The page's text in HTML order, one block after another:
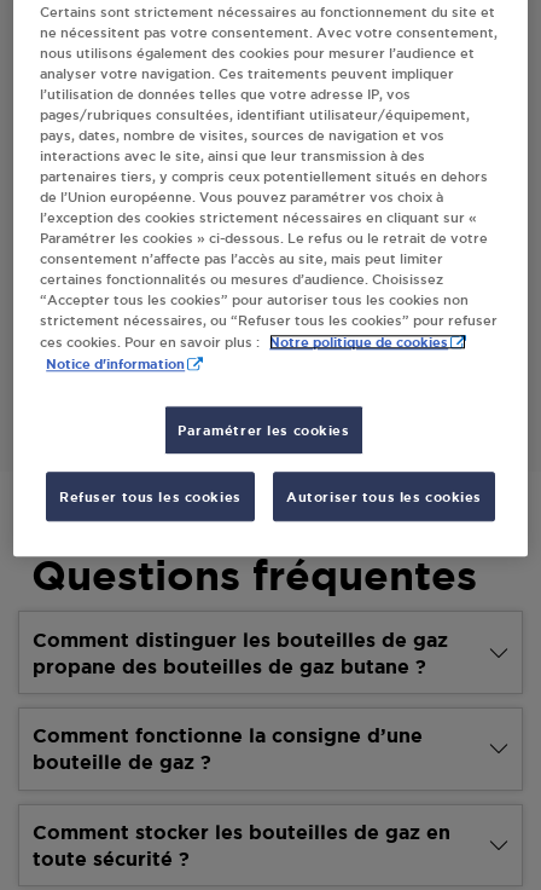
1 revendeur(s) Antargaz
à MOZAC
Villes
WELDOM MOZAC
63 AVENUE JEAN JAURES
556
63200MOZAC
Questions fréquentes
Comment distinguer les bouteilles de gaz
propane des bouteilles de gaz butane ?
Comment fonctionne la consigne d’une
bouteille de gaz ?
Comment stocker les bouteilles de gaz en
toute sécurité ?
Certains sont strictement nécessaires au fonctionnement du site et
ne nécessitent pas votre consentement. Avec votre consentement,
nous utilisons également des cookies pour mesurer l’audience et
analyser votre navigation. Ces traitements peuvent impliquer
l’utilisation de données telles que votre adresse IP, vos
pages/rubriques consultées, identifiant utilisateur/équipement,
pays, dates, nombre de visites, sources de navigation et vos
interactions avec le site, ainsi que leur transmission à des
partenaires tiers, y compris ceux potentiellement situés en dehors
de l’Union européenne. Vous pouvez paramétrer vos choix à
l’exception des cookies strictement nécessaires en cliquant sur «
Paramétrer les cookies » ci-dessous. Le refus ou le retrait de votre
consentement n’affecte pas l’accès au site, mais peut limiter
certaines fonctionnalités ou mesures d’audience. Choisissez
“Accepter tous les cookies” pour autoriser tous les cookies non
strictement nécessaires, ou “Refuser tous les cookies” pour refuser
ces cookies. Pour en savoir plus :
Notre politique de cookies
Notice d'information
Paramétrer les cookies
Refuser tous les cookies Autoriser tous les cookies